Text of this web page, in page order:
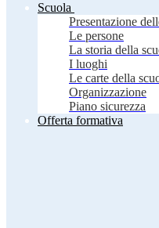
Scuola
Presentazione
Le persone
La storia della
I luoghi
Le carte della
Organizzazione
Piano sicurezza
Offerta formativa